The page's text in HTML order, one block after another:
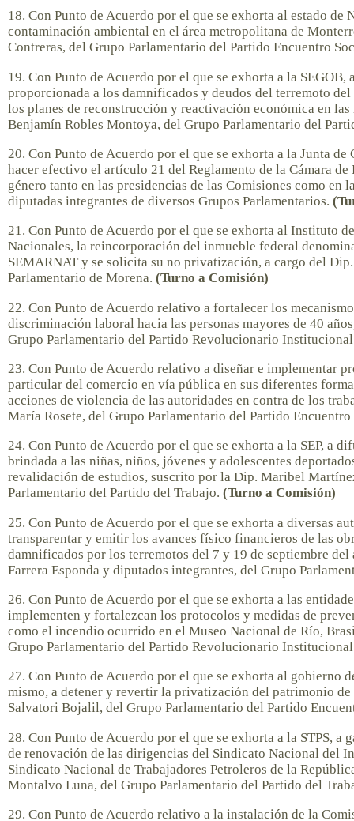
18. Con Punto de Acuerdo por el que se exhorta al estado
contaminación ambiental en el área metropolitana de
Contreras, del Grupo Parlamentario del Partido Encuentro
19. Con Punto de Acuerdo por el que se exhorta a la
proporcionada a los damnificados y deudos del terremoto
los planes de reconstrucción y reactivación económica en
Benjamín Robles Montoya, del Grupo Parlamentario del
20. Con Punto de Acuerdo por el que se exhorta a la Junta
hacer efectivo el artículo 21 del Reglamento de la Cámara
género tanto en las presidencias de las Comisiones como en
diputadas integrantes de diversos Grupos Parlamentarios.
21. Con Punto de Acuerdo por el que se exhorta al Instituto
Nacionales, la reincorporación del inmueble federal
SEMARNAT y se solicita su no privatización, a cargo del
Parlamentario de Morena. (Turno a Comisión)
22. Con Punto de Acuerdo relativo a fortalecer los
discriminación laboral hacia las personas mayores de 40
Grupo Parlamentario del Partido Revolucionario
23. Con Punto de Acuerdo relativo a diseñar e implementar
particular del comercio en vía pública en sus diferentes
acciones de violencia de las autoridades en contra de los
María Rosete, del Grupo Parlamentario del Partido
24. Con Punto de Acuerdo por el que se exhorta a la SEP, a
brindada a las niñas, niños, jóvenes y adolescentes
revalidación de estudios, suscrito por la Dip. Maribel
Parlamentario del Partido del Trabajo. (Turno a Comisión)
25. Con Punto de Acuerdo por el que se exhorta a diversas
transparentar y emitir los avances físico financieros de las
damnificados por los terremotos del 7 y 19 de septiembre
Farrera Esponda y diputados integrantes, del Grupo
26. Con Punto de Acuerdo por el que se exhorta a las
implementen y fortalezcan los protocolos y medidas de
como el incendio ocurrido en el Museo Nacional de Río,
Grupo Parlamentario del Partido Revolucionario
27. Con Punto de Acuerdo por el que se exhorta al gobierno
mismo, a detener y revertir la privatización del patrimonio
Salvatori Bojalil, del Grupo Parlamentario del Partido
28. Con Punto de Acuerdo por el que se exhorta a la STPS,
de renovación de las dirigencias del Sindicato Nacional del
Sindicato Nacional de Trabajadores Petroleros de la
Montalvo Luna, del Grupo Parlamentario del Partido del
29. Con Punto de Acuerdo relativo a la instalación de la